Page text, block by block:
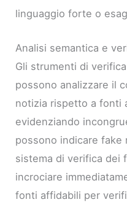
linguaggio forte o
Analisi semantica e
Gli strumenti di
possono analizzare il
notizia rispetto a fonti
evidenziando
possono indicare fake
sistema di verifica dei
incrociare
fonti affidabili per